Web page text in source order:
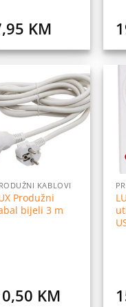
KM
Dodaj
na
listu
želja
KABLOVI
Produžni
bijeli 3 m
KM